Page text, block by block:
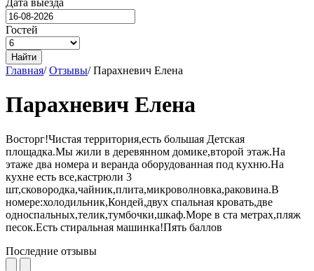
Дата выезда
Гостей
Найти
Главная/ Отзывы/ Парахневич Елена
Парахневич Елена
Восторг!Чистая территория,есть большая Детская
площадка.Мы жили в деревянном домике,второй этаж.На
этаже два номера и веранда оборудованная под кухню.На
кухне есть все,кастрюли 3
шт,сковородка,чайник,плита,микроволновка,раковина.В
номере:холодильник,Кондей,двух спальная кровать,две
односпальных,телик,тумбочки,шкаф.Море в ста метрах,пляж
песок.Есть стиральная машинка!Пять баллов
Последние отзывы